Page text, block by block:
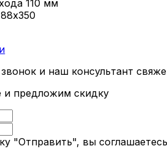
110 мм
и наш консультант
и предложим скидку
"Отправить", вы